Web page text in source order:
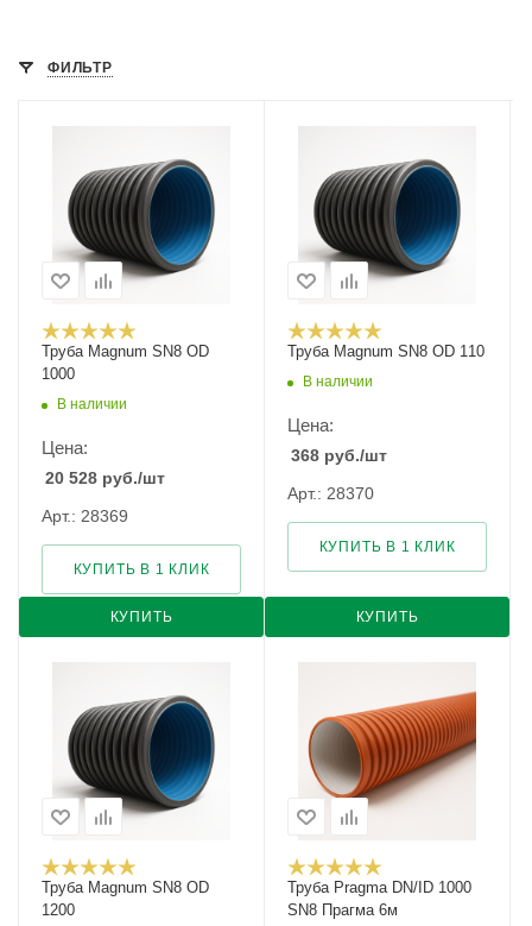
ФИЛЬТР
Труба Magnum SN8 OD
1000
В наличии
Цена:
20 528 руб./шт
Арт.: 28369
КУПИТЬ
КУПИТЬ В 1 КЛИК
Труба Magnum SN8 OD 110
В наличии
Цена:
368 руб./шт
Арт.: 28370
КУПИТЬ
КУПИТЬ В 1 КЛИК
Труба Magnum SN8 OD
1200
Труба Pragma DN/ID 1000
SN8 Прагма 6м